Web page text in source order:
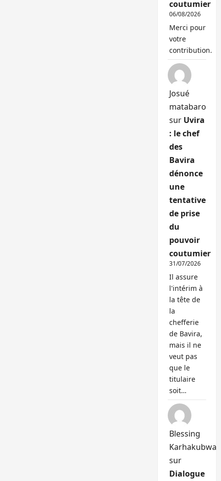
coutumier
06/08/2026
Merci pour
votre
contribution.
Josué
matabaro
sur Uvira
: le chef
des
Bavira
dénonce
une
tentative
de prise
du
pouvoir
coutumier
31/07/2026
Il assure
l'intérim à
la tête de
la
chefferie
de Bavira,
mais il ne
veut pas
que le
titulaire
soit…
Blessing
Karhakubwa
sur
Dialogue